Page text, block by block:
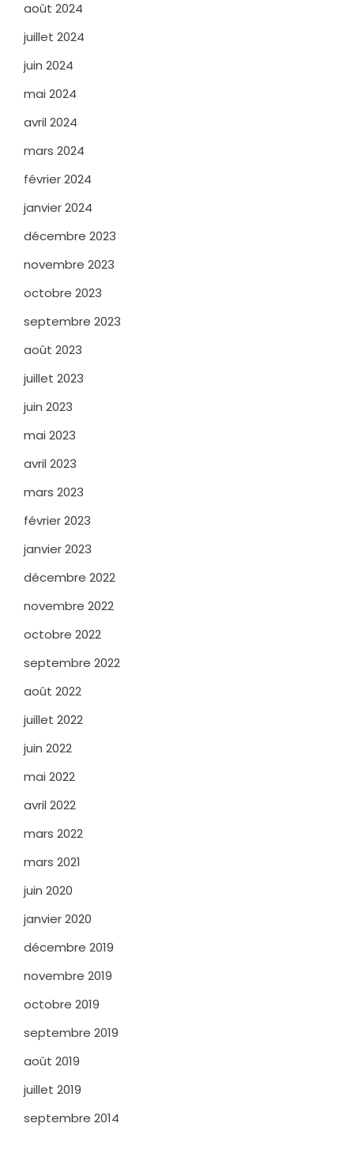
août 2024
juillet 2024
juin 2024
mai 2024
avril 2024
mars 2024
février 2024
janvier 2024
décembre 2023
novembre 2023
octobre 2023
septembre 2023
août 2023
juillet 2023
juin 2023
mai 2023
avril 2023
mars 2023
février 2023
janvier 2023
décembre 2022
novembre 2022
octobre 2022
septembre 2022
août 2022
juillet 2022
juin 2022
mai 2022
avril 2022
mars 2022
mars 2021
juin 2020
janvier 2020
décembre 2019
novembre 2019
octobre 2019
septembre 2019
août 2019
juillet 2019
septembre 2014